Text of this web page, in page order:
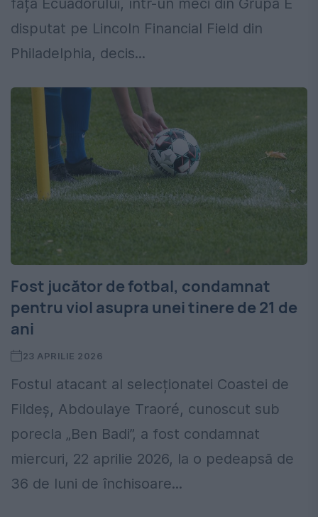
fața Ecuadorului, într-un meci din Grupa E
disputat pe Lincoln Financial Field din
Philadelphia, decis...
Fost jucător de fotbal, condamnat
pentru viol asupra unei tinere de 21 de
ani
23 APRILIE 2026
Fostul atacant al selecționatei Coastei de
Fildeș, Abdoulaye Traoré, cunoscut sub
porecla „Ben Badi”, a fost condamnat
miercuri, 22 aprilie 2026, la o pedeapsă de
36 de luni de închisoare...